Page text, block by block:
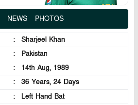
NEWS PHOTOS
:
Sharjeel Khan
:
Pakistan
:
14th Aug, 1989
:
36 Years, 24 Days
:
Left Hand Bat